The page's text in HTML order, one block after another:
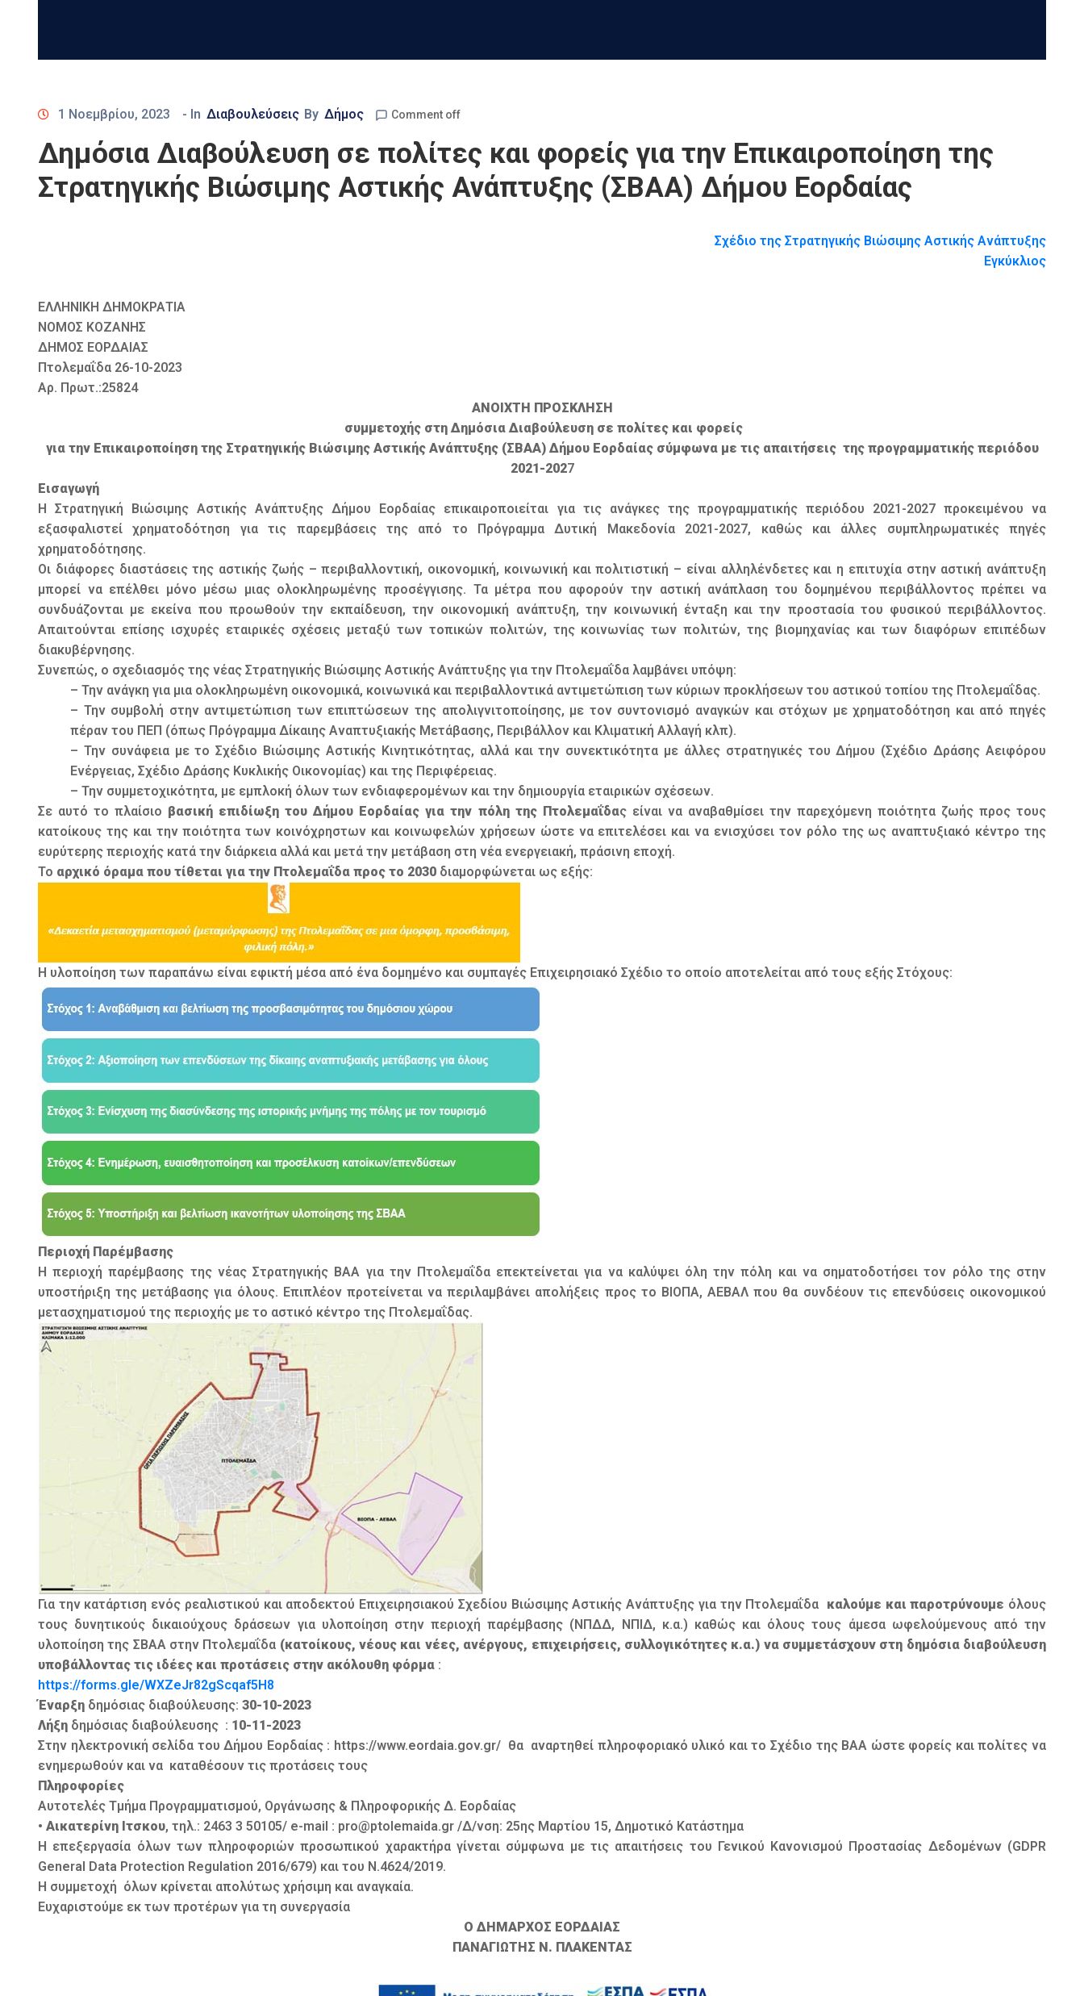
1 Νοεμβρίου, 2023 - In Διαβουλεύσεις By Δήμος Comment off
Δημόσια Διαβούλευση σε πολίτες και φορείς για την Επικαιροποίηση της
Στρατηγικής Βιώσιμης Αστικής Ανάπτυξης (ΣΒΑΑ) Δήμου Εορδαίας
Σχέδιο της Στρατηγικής Βιώσιμης Αστικής Ανάπτυξης
Εγκύκλιος
ΕΛΛΗΝΙΚΗ ΔΗΜΟΚΡΑΤΙΑ
ΝΟΜΟΣ ΚΟΖΑΝΗΣ
ΔΗΜΟΣ ΕΟΡΔΑΙΑΣ
Πτολεμαΐδα 26-10-2023
Αρ. Πρωτ.:25824
ΑΝΟΙΧΤΗ ΠΡΟΣΚΛΗΣΗ
συμμετοχής στη Δημόσια Διαβούλευση σε πολίτες και φορείς
για την Επικαιροποίηση της Στρατηγικής Βιώσιμης Αστικής Ανάπτυξης (ΣΒΑΑ) Δήμου Εορδαίας σύμφωνα με τις απαιτήσεις της προγραμματικής περιόδου
2021-2027
Εισαγωγή
Η Στρατηγική Βιώσιμης Αστικής Ανάπτυξης Δήμου Εορδαίας επικαιροποιείται για τις ανάγκες της προγραμματικής περιόδου 2021-2027 προκειμένου να
εξασφαλιστεί χρηματοδότηση για τις παρεμβάσεις της από το Πρόγραμμα Δυτική Μακεδονία 2021-2027, καθώς και άλλες συμπληρωματικές πηγές
χρηματοδότησης.
Οι διάφορες διαστάσεις της αστικής ζωής – περιβαλλοντική, οικονομική, κοινωνική και πολιτιστική – είναι αλληλένδετες και η επιτυχία στην αστική ανάπτυξη
μπορεί να επέλθει μόνο μέσω μιας ολοκληρωμένης προσέγγισης. Τα μέτρα που αφορούν την αστική ανάπλαση του δομημένου περιβάλλοντος πρέπει να
συνδυάζονται με εκείνα που προωθούν την εκπαίδευση, την οικονομική ανάπτυξη, την κοινωνική ένταξη και την προστασία του φυσικού περιβάλλοντος.
Απαιτούνται επίσης ισχυρές εταιρικές σχέσεις μεταξύ των τοπικών πολιτών, της κοινωνίας των πολιτών, της βιομηχανίας και των διαφόρων επιπέδων
διακυβέρνησης.
Συνεπώς, ο σχεδιασμός της νέας Στρατηγικής Βιώσιμης Αστικής Ανάπτυξης για την Πτολεμαΐδα λαμβάνει υπόψη:
– Την ανάγκη για μια ολοκληρωμένη οικονομικά, κοινωνικά και περιβαλλοντικά αντιμετώπιση των κύριων προκλήσεων του αστικού τοπίου της Πτολεμαΐδας.
– Την συμβολή στην αντιμετώπιση των επιπτώσεων της απολιγνιτοποίησης, με τον συντονισμό αναγκών και στόχων με χρηματοδότηση και από πηγές
πέραν του ΠΕΠ (όπως Πρόγραμμα Δίκαιης Αναπτυξιακής Μετάβασης, Περιβάλλον και Κλιματική Αλλαγή κλπ).
– Την συνάφεια με το Σχέδιο Βιώσιμης Αστικής Κινητικότητας, αλλά και την συνεκτικότητα με άλλες στρατηγικές του Δήμου (Σχέδιο Δράσης Αειφόρου
Ενέργειας, Σχέδιο Δράσης Κυκλικής Οικονομίας) και της Περιφέρειας.
– Την συμμετοχικότητα, με εμπλοκή όλων των ενδιαφερομένων και την δημιουργία εταιρικών σχέσεων.
Σε αυτό το πλαίσιο βασική επιδίωξη του Δήμου Εορδαίας για την πόλη της Πτολεμαΐδας είναι να αναβαθμίσει την παρεχόμενη ποιότητα ζωής προς τους
κατοίκους της και την ποιότητα των κοινόχρηστων και κοινωφελών χρήσεων ώστε να επιτελέσει και να ενισχύσει τον ρόλο της ως αναπτυξιακό κέντρο της
ευρύτερης περιοχής κατά την διάρκεια αλλά και μετά την μετάβαση στη νέα ενεργειακή, πράσινη εποχή.
Το αρχικό όραμα που τίθεται για την Πτολεμαΐδα προς το 2030 διαμορφώνεται ως εξής:
Η υλοποίηση των παραπάνω είναι εφικτή μέσα από ένα δομημένο και συμπαγές Επιχειρησιακό Σχέδιο το οποίο αποτελείται από τους εξής Στόχους:
Περιοχή Παρέμβασης
Η περιοχή παρέμβασης της νέας Στρατηγικής ΒΑΑ για την Πτολεμαΐδα επεκτείνεται για να καλύψει όλη την πόλη και να σηματοδοτήσει τον ρόλο της στην
υποστήριξη της μετάβασης για όλους. Επιπλέον προτείνεται να περιλαμβάνει απολήξεις προς το ΒΙΟΠΑ, ΑΕΒΑΛ που θα συνδέουν τις επενδύσεις οικονομικού
μετασχηματισμού της περιοχής με το αστικό κέντρο της Πτολεμαΐδας.
Για την κατάρτιση ενός ρεαλιστικού και αποδεκτού Επιχειρησιακού Σχεδίου Βιώσιμης Αστικής Ανάπτυξης για την Πτολεμαΐδα καλούμε και παροτρύνουμε όλους
τους δυνητικούς δικαιούχους δράσεων για υλοποίηση στην περιοχή παρέμβασης (ΝΠΔΔ, ΝΠΙΔ, κ.α.) καθώς και όλους τους άμεσα ωφελούμενους από την
υλοποίηση της ΣΒΑΑ στην Πτολεμαΐδα (κατοίκους, νέους και νέες, ανέργους, επιχειρήσεις, συλλογικότητες κ.α.) να συμμετάσχουν στη δημόσια διαβούλευση
υποβάλλοντας τις ιδέες και προτάσεις στην ακόλουθη φόρμα :
https://forms.gle/WXZeJr82gScqaf5H8
Έναρξη δημόσιας διαβούλευσης: 30-10-2023
Λήξη δημόσιας διαβούλευσης : 10-11-2023
Στην ηλεκτρονική σελίδα του Δήμου Εορδαίας : https://www.eordaia.gov.gr/ θα αναρτηθεί πληροφοριακό υλικό και το Σχέδιο της ΒΑΑ ώστε φορείς και πολίτες να
ενημερωθούν και να καταθέσουν τις προτάσεις τους
Πληροφορίες
Αυτοτελές Τμήμα Προγραμματισμού, Οργάνωσης & Πληροφορικής Δ. Εορδαίας
• Αικατερίνη Ιτσκου, τηλ.: 2463 3 50105/ e-mail : pro@ptolemaida.gr /Δ/νση: 25ης Μαρτίου 15, Δημοτικό Κατάστημα
Η επεξεργασία όλων των πληροφοριών προσωπικού χαρακτήρα γίνεται σύμφωνα με τις απαιτήσεις του Γενικού Κανονισμού Προστασίας Δεδομένων (GDPR
General Data Protection Regulation 2016/679) και του Ν.4624/2019.
Η συμμετοχή όλων κρίνεται απολύτως χρήσιμη και αναγκαία.
Ευχαριστούμε εκ των προτέρων για τη συνεργασία
Ο ΔΗΜΑΡΧΟΣ ΕΟΡΔΑΙΑΣ
ΠΑΝΑΓΙΩΤΗΣ Ν. ΠΛΑΚΕΝΤΑΣ